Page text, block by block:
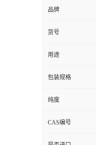
品牌
货号
用途
包装规格
纯度
CAS编号